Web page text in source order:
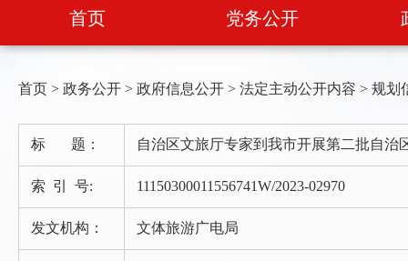
首页 党务公开
首页 > 政务公开 > 政府信息公开 > 法定主动公开内容 > 规划
标 题： 自治区文旅厅专家到我市开展第二批自治
索 引 号: 11150300011556741W/2023-02970
发文机构： 文体旅游广电局